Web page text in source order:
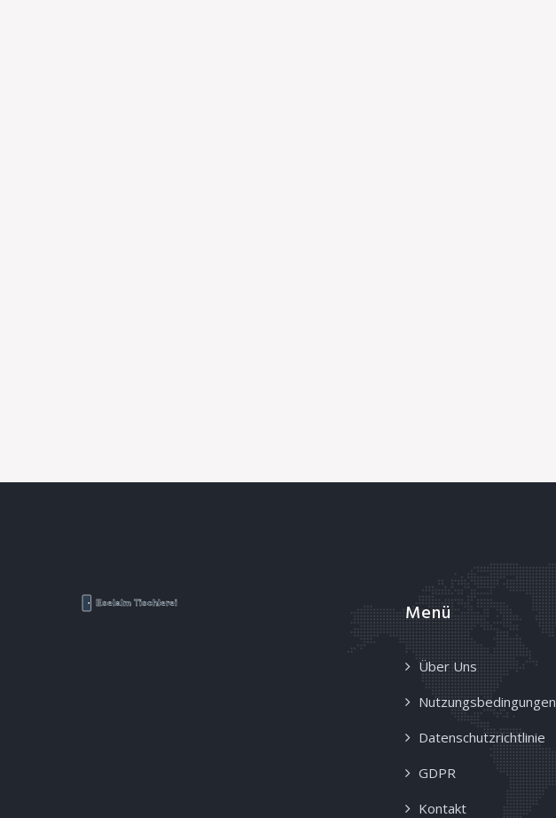
Menü
Über Uns
Nutzungsbedingungen
Datenschutzrichtlinie
GDPR
Kontakt